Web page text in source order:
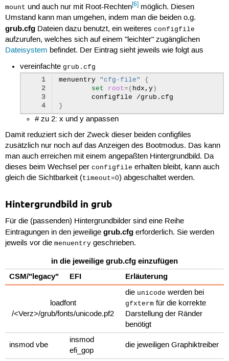
mount und auch nur mit Root-Rechten[6]möglich. Diesen
Umstand kann man umgehen, indem man die beiden o.g.
grub.cfgDateien dazu benutzt, ein weiteres configfile
aufzurufen, welches sich auf einem "leichter" zugänglichen
Dateisystem befindet. Der Eintrag sieht jeweils wie folgt aus
vereinfachte grub.cfg
1
2
3
4
menuentry "cfg-file"
{
set
root=( hdx,y)
configfile
}
# zu 2: x und y anpassen
Damit reduziert sich der Zweck dieser beiden configfiles
zusätzlich nur noch auf das Anzeigen des Bootmodus. Das kann
man auch erreichen mit einem angepaßten Hintergrundbild. Da
dieses beim Wechsel per configfile erhalten bleibt, kann auch
gleich die Sichtbarkeit (timeout=0) abgeschaltet werden.
Hintergrundbild in grub
Für die (passenden) Hintergrundbilder sind eine Reihe
Eintragungen in den jeweilige grub.cfgerforderlich. Sie werden
jeweils vor die menuentrygeschrieben.
in die jeweilige grub.cfg einzufügen
CSM/"legacy"
EFI Erläuterung
loadfont
/<Verz>/grub/fonts/unicode.pf2
die unicode werden bei
gfxterm für die korrekte
Darstellung der Ränder
benötigt
insmod vbe
insmod
efi_gop
die jeweiligen Graphiktreiber